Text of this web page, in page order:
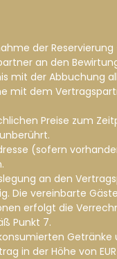
der
an den
mit der Abbuchung
mit dem
Preise zum
(sofern
an den
Die vereinbarte
erfolgt die
Punkt 7.
in der Höhe von